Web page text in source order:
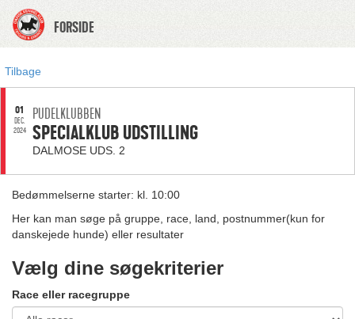
FORSIDE
Tilbage
01
DEC.
2024
PUDELKLUBBEN
SPECIALKLUB UDSTILLING
DALMOSE UDS. 2
Bedømmelserne starter: kl. 10:00
Her kan man søge på gruppe, race, land, postnummer(kun for
danskejede hunde) eller resultater
Vælg dine søgekriterier
Race eller racegruppe